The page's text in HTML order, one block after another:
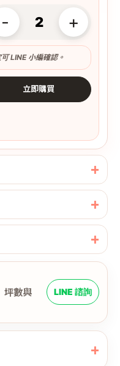
- +
LINE 小編確認。
立即購買
坪數與
LINE 諮詢